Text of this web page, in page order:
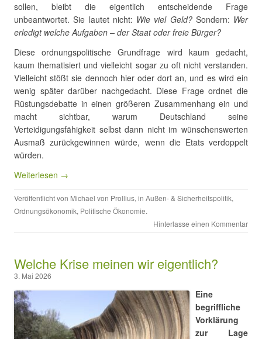
sollen, bleibt die eigentlich entscheidende Frage
unbeantwortet. Sie lautet nicht: Wie viel Geld?Sondern: Wer
erledigt welche Aufgaben – der Staat oder freie Bürger?
Diese ordnungspolitische Grundfrage wird kaum gedacht,
kaum thematisiert und vielleicht sogar zu oft nicht verstanden.
Vielleicht stößt sie dennoch hier oder dort an, und es wird ein
wenig später darüber nachgedacht. Diese Frage ordnet die
Rüstungsdebatte in einen größeren Zusammenhang ein und
macht sichtbar, warum Deutschland seine
Verteidigungsfähigkeit selbst dann nicht im wünschenswerten
Ausmaß zurückgewinnen würde, wenn die Etats verdoppelt
würden.
Weiterlesen →
Veröffentlicht von Michael von Prollius, in Außen- & Sicherheitspolitik,
Ordnungsökonomik, Politische Ökonomie.
Hinterlasse einen Kommentar
Welche Krise meinen wir eigentlich?
3. Mai 2026
Eine
begriffliche
Vorklärung
zur Lage